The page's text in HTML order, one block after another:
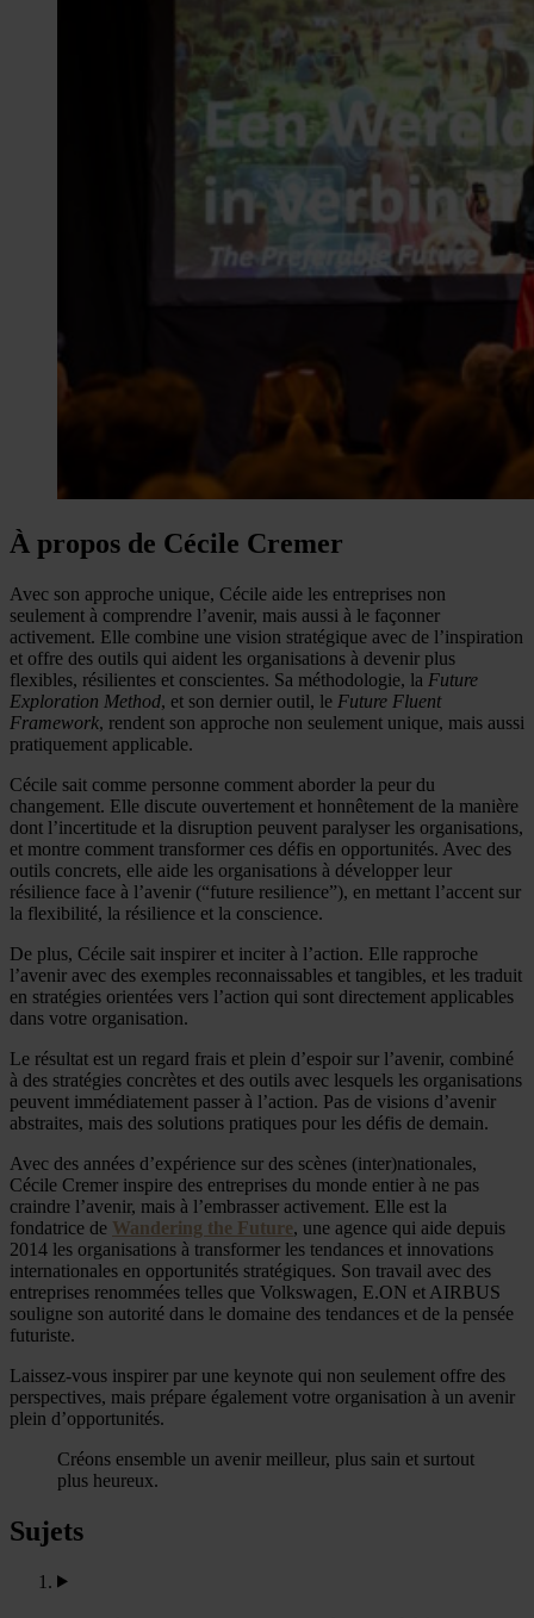
À propos de Cécile Cremer
Avec son approche unique, Cécile aide les entreprises non
seulement à comprendre l’avenir, mais aussi à le façonner
activement. Elle combine une vision stratégique avec de l’inspiration
et offre des outils qui aident les organisations à devenir plus
flexibles, résilientes et conscientes. Sa méthodologie, la Future
Exploration Method, et son dernier outil, le Future Fluent
Framework, rendent son approche non seulement unique, mais aussi
pratiquement applicable.
Cécile sait comme personne comment aborder la peur du
changement. Elle discute ouvertement et honnêtement de la manière
dont l’incertitude et la disruption peuvent paralyser les organisations,
et montre comment transformer ces défis en opportunités. Avec des
outils concrets, elle aide les organisations à développer leur
résilience face à l’avenir (“future resilience”), en mettant l’accent sur
la flexibilité, la résilience et la conscience.
De plus, Cécile sait inspirer et inciter à l’action. Elle rapproche
l’avenir avec des exemples reconnaissables et tangibles, et les traduit
en stratégies orientées vers l’action qui sont directement applicables
dans votre organisation.
Le résultat est un regard frais et plein d’espoir sur l’avenir, combiné
à des stratégies concrètes et des outils avec lesquels les organisations
peuvent immédiatement passer à l’action. Pas de visions d’avenir
abstraites, mais des solutions pratiques pour les défis de demain.
Avec des années d’expérience sur des scènes (inter)nationales,
Cécile Cremer inspire des entreprises du monde entier à ne pas
craindre l’avenir, mais à l’embrasser activement. Elle est la
fondatrice de Wandering the Future, une agence qui aide depuis
2014 les organisations à transformer les tendances et innovations
internationales en opportunités stratégiques. Son travail avec des
entreprises renommées telles que Volkswagen, E.ON et AIRBUS
souligne son autorité dans le domaine des tendances et de la pensée
futuriste.
Laissez-vous inspirer par une keynote qui non seulement offre des
perspectives, mais prépare également votre organisation à un avenir
plein d’opportunités.
Créons ensemble un avenir meilleur, plus sain et surtout
plus heureux.
Sujets